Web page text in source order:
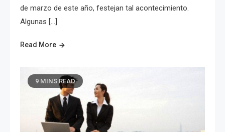
de marzo de este año, festejan tal acontecimiento.
Algunas […]
Read More
9 MINS READ